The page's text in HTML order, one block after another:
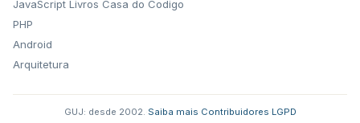
JavaScript
PHP
Android
Arquitetura
Livros Casa do Codigo
GUJ: desde 2002. Saiba mais Contribuidores LGPD